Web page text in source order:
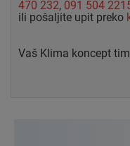
470 232, 091 504
ili pošaljite upit preko
Vaš Klima koncept